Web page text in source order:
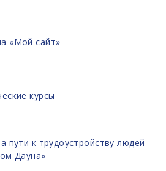
«Мой сайт»
курсы
пути к трудоустройству людей
Дауна»